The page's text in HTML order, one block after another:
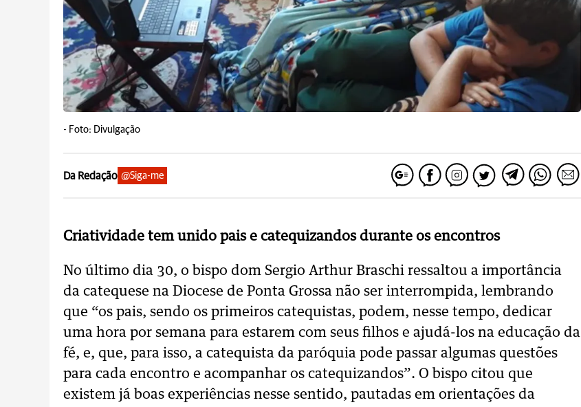
- Foto: Divulgação
Da Redação @Siga-me
Criatividade tem unido pais e catequizandos durante os encontros
No último dia 30, o bispo dom Sergio Arthur Braschi ressaltou a importância
da catequese na Diocese de Ponta Grossa não ser interrompida, lembrando
que “os pais, sendo os primeiros catequistas, podem, nesse tempo, dedicar
uma hora por semana para estarem com seus filhos e ajudá-los na educação da
fé, e, que, para isso, a catequista da paróquia pode passar algumas questões
para cada encontro e acompanhar os catequizandos”. O bispo citou que
existem já boas experiências nesse sentido, pautadas em orientações da